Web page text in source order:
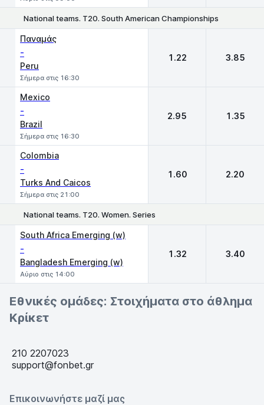
National teams. T20. South American Championships
Παναμάς
-
Peru
Σήμερα στις 16:30
1.22 3.85
Mexico
-
Brazil
Σήμερα στις 16:30
2.95 1.35
Colombia
-
Turks And Caicos
Σήμερα στις 21:00
1.60 2.20
National teams. T20. Women. Series
South Africa Emerging (w)
-
Bangladesh Emerging (w)
Αύριο στις 14:00
1.32 3.40
Εθνικές ομάδες: Στοιχήματα στο άθλημα
Κρίκετ
210 2207023
support@fonbet.gr
Επικοινωνήστε μαζί μας